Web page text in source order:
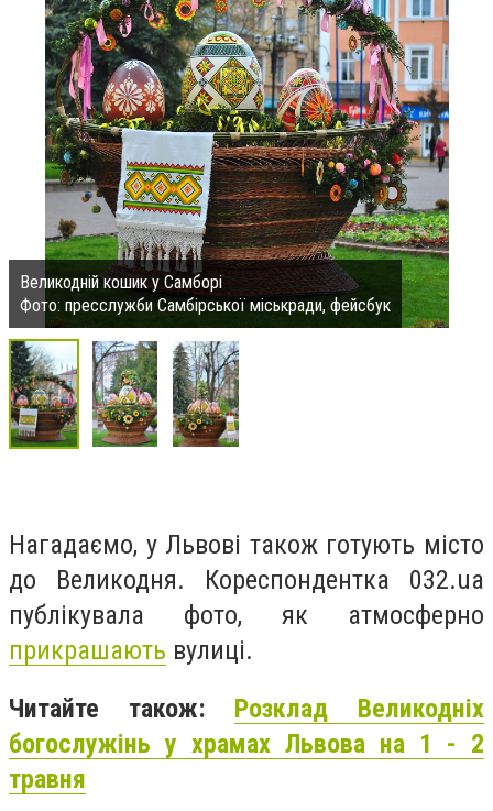
Великодній кошик у Самборі
Фото: пресслужби Самбірської міськради, фейсбук
Нагадаємо, у Львові також готують місто
до Великодня. Кореспондентка 032.ua
публікувала фото, як атмосферно
прикрашають вулиці.
Читайте також: Розклад Великодніх
богослужінь у храмах Львова на 1 - 2
травня